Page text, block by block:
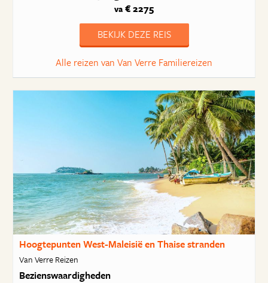
va € 2275
BEKIJK DEZE REIS
Alle reizen van Van Verre Familiereizen
Hoogtepunten West-Maleisië en Thaise stranden
Van Verre Reizen
Bezienswaardigheden